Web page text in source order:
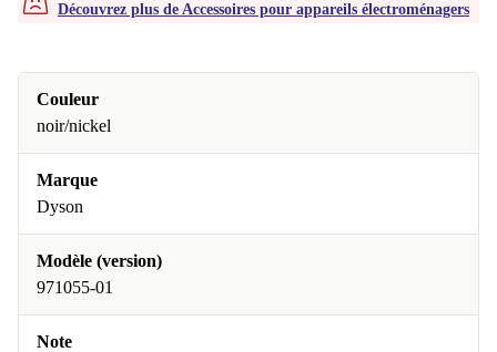
Découvrez plus de Accessoires pour appareils électroménagers
Couleur
noir/nickel
Marque
Dyson
Modèle (version)
971055-01
Note